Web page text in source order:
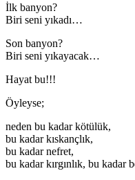
İlk banyon?
Biri seni yıkadı…
Son banyon?
Biri seni yıkayacak…
Hayat bu!!!
Öyleyse;
neden bu kadar kötülük,
bu kadar kıskançlık,
bu kadar nefret,
bu kadar kırgınlık, bu kadar